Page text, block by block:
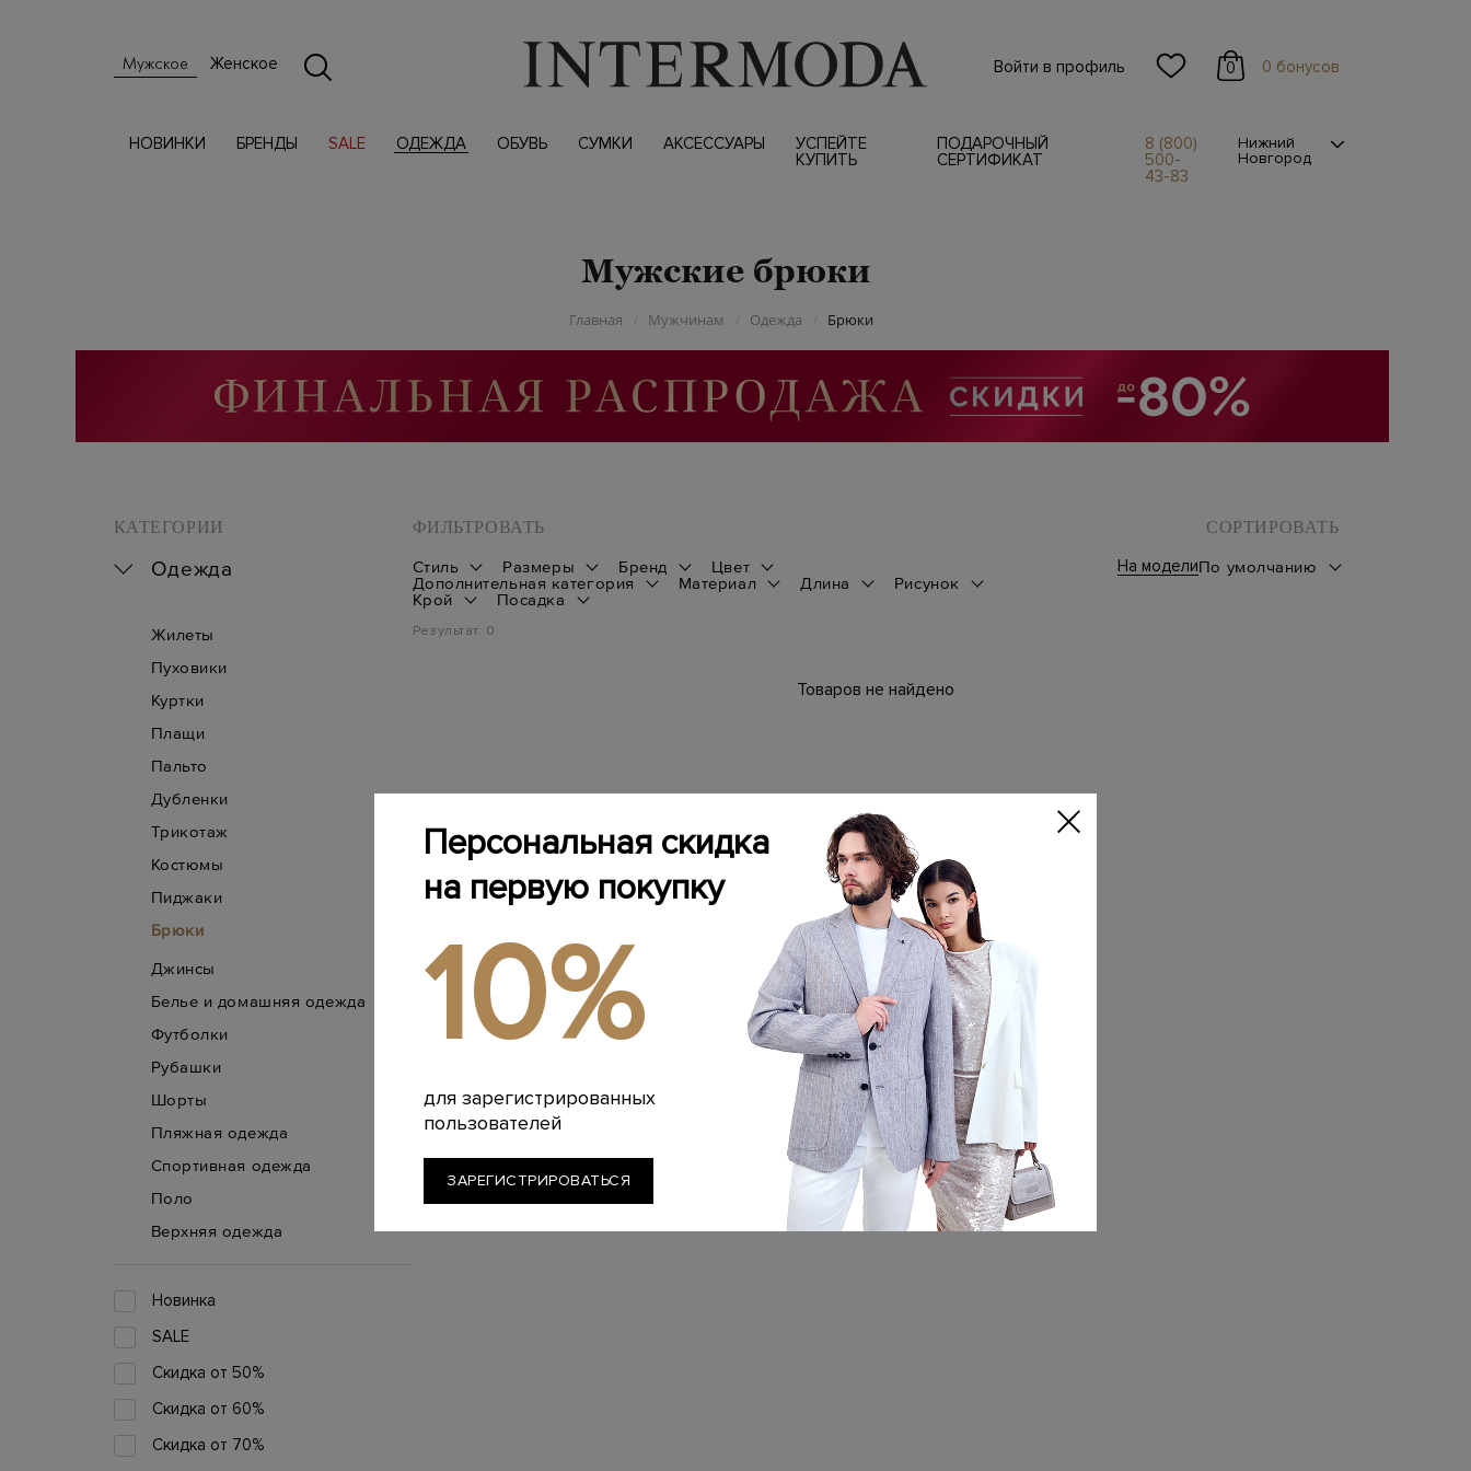
Мужское Женское Войти в профиль 0 0 бонусов
НОВИНКИ БРЕНДЫ SALE ОДЕЖДА ОБУВЬ СУМКИ АКСЕССУАРЫ
УСПЕЙТЕ
КУПИТЬ
ПОДАРОЧНЫЙ
СЕРТИФИКАТ
8 (800)
500-
43-83
Нижний
Новгород
Мужские брюки
Главная / Мужчинам / Одежда / Брюки
КАТЕГОРИИ
Одежда
Жилеты
Пуховики
Куртки
Плащи
Пальто
Дубленки
Трикотаж
Костюмы
Пиджаки
Брюки
Джинсы
Белье и домашняя одежда
Футболки
Рубашки
Шорты
Пляжная одежда
Спортивная одежда
Поло
Верхняя одежда
Новинка
SALE
Скидка от 50%
Скидка от 60%
Скидка от 70%
ФИЛЬТРОВАТЬ
Стиль Размеры Бренд
Цвет
Дополнительная категория
Материал Длина
Рисунок
Крой
Посадка
На модели
СОРТИРОВАТЬ
По умолчанию
Результат: 0
Товаров не найдено
Персональная скидка
на первую покупку
10%
для зарегистрированных
пользователей
ЗАРЕГИСТРИРОВАТЬСЯ